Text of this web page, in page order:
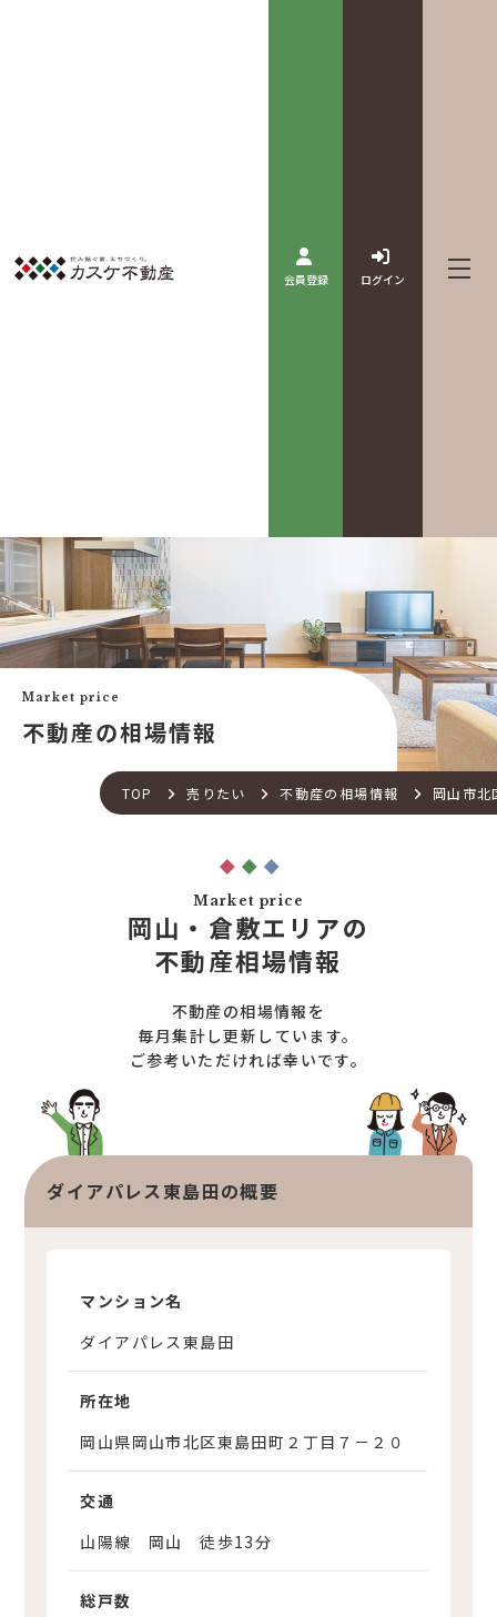
会員登録 ログイン
カスケって？
カスケホームグループ
買いたい
中古×RF(リノベ)
新築建売購入サポート
不動産流通の仕組み
住宅ローンサポート
住宅売却サポート
不動産売却サポート
査定依頼
不動産の相場情報
不動産を探す
物件検索
お客様の声
みんなの不動産小話
中古リフォーム事例
店舗紹介
スタッフ紹介
お知らせ一覧
不動産コラム
オンライン相談サービス
TOP 売りたい 不動産の相場情報 岡山市北
Market price
不動産の相場情報
Market price
岡山・倉敷エリアの
不動産相場情報
不動産の相場情報を
毎月集計し更新しています。
ご参考いただければ幸いです。
ダイアパレス東島田の概要
マンション名
ダイアパレス東島田
所在地
岡山県岡山市北区東島田町２丁目７－２０
交通
山陽線 岡山 徒歩13分
総戸数